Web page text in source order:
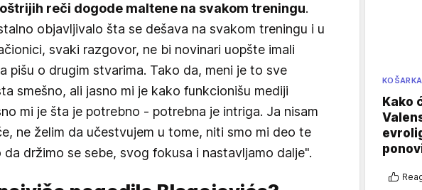
reči dogode maltene na svakom treningu.
objavljivalo šta se dešava na svakom treningu i u
svaki razgovor, ne bi novinari uopšte imali
pišu o drugim stvarima. Tako da, meni je to sve
smešno, ali jasno mi je kako funkcionišu mediji
mi je šta je potrebno - potrebna je intriga. Ja nisam
ne želim da učestvujem u tome, niti smo mi deo te
da držimo se sebe, svog fokusa i nastavljamo dalje".
KOŠARKA
Kako